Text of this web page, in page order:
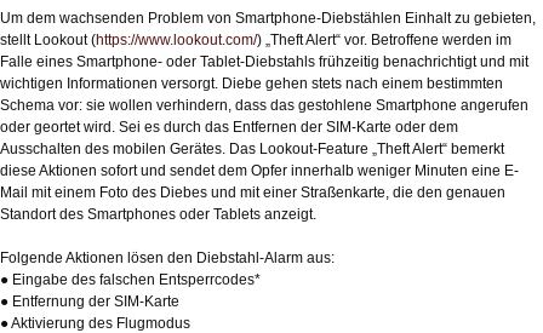
Um dem wachsenden Problem von Smartphone-Diebstählen Einhalt zu gebieten,
stellt Lookout (https://www.lookout.com/) „Theft Alert“ vor. Betroffene werden im
Falle eines Smartphone- oder Tablet-Diebstahls frühzeitig benachrichtigt und mit
wichtigen Informationen versorgt. Diebe gehen stets nach einem bestimmten
Schema vor: sie wollen verhindern, dass das gestohlene Smartphone angerufen
oder geortet wird. Sei es durch das Entfernen der SIM-Karte oder dem
Ausschalten des mobilen Gerätes. Das Lookout-Feature „Theft Alert“ bemerkt
diese Aktionen sofort und sendet dem Opfer innerhalb weniger Minuten eine E-
Mail mit einem Foto des Diebes und mit einer Straßenkarte, die den genauen
Standort des Smartphones oder Tablets anzeigt.
Folgende Aktionen lösen den Diebstahl-Alarm aus:
● Eingabe des falschen Entsperrcodes*
● Entfernung der SIM-Karte
● Aktivierung des Flugmodus